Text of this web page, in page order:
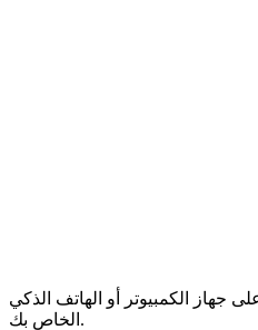
جهاز الكمبيوتر أو الهاتف الذكي
الخاص بك.